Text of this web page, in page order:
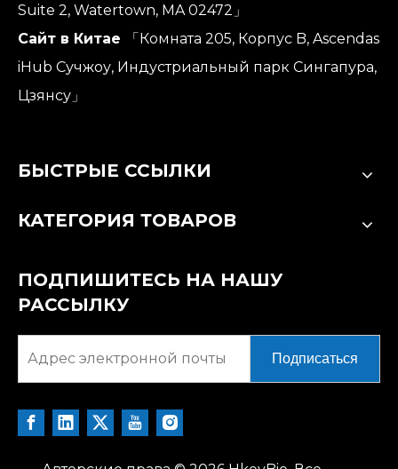
Suite 2, Watertown, MA 02472」
Сайт в Китае
「Комната 205, Корпус B, Ascendas
iHub Сучжоу, Индустриальный парк Сингапура,
Цзянсу」
БЫСТРЫЕ ССЫЛКИ
КАТЕГОРИЯ ТОВАРОВ
ПОДПИШИТЕСЬ НА НАШУ
РАССЫЛКУ
Подписаться